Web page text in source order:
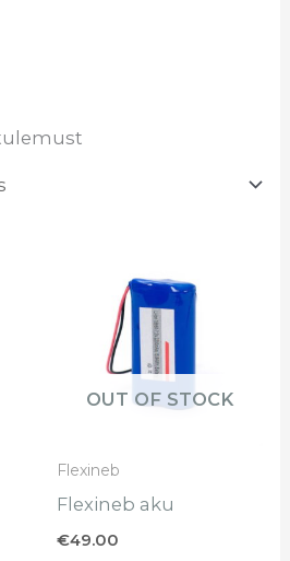
OUT OF STOCK
Flexineb
Flexineb aku
€49.00